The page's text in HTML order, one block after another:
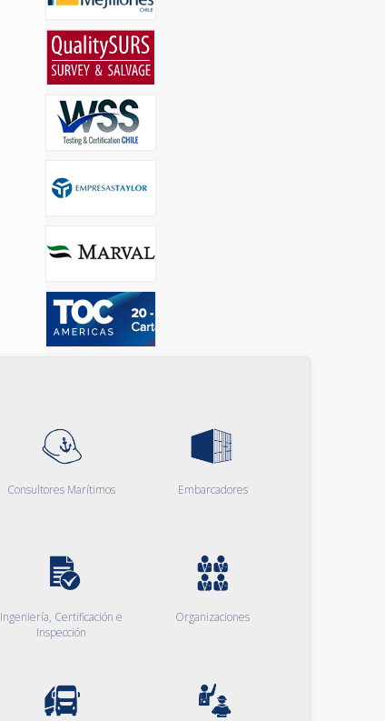
Consultores Marítimos Embarcadores
Ingeniería, Certificación e
Inspección
Organizaciones